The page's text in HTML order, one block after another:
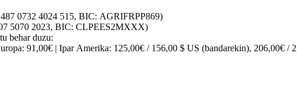
0732 4024 515, BIC: AGRIFRPP869)
5070 2023, BIC: CLPEES2MXXX)
behar duzu:
: 91,00€ | Ipar Amerika: 125,00€ / 156,00 $ US (bandarekin), 206,00€ /